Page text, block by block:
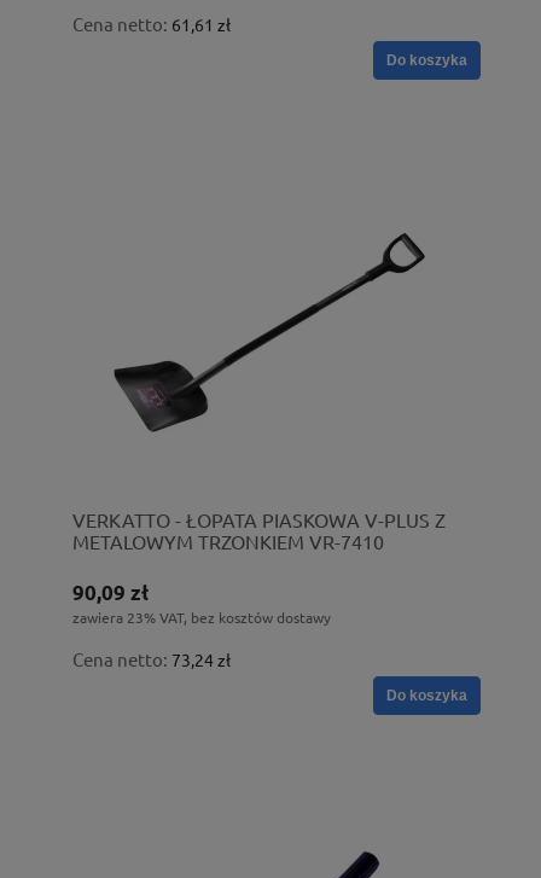
Cena netto: 61,61 zł
Do koszyka
VERKATTO - ŁOPATA PIASKOWA V-PLUS Z
METALOWYM TRZONKIEM VR-7410
90,09 zł
zawiera 23% VAT, bez kosztów dostawy
Cena netto: 73,24 zł
Do koszyka